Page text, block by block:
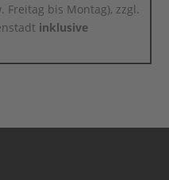
Freitag bis Montag), zzgl.
inklusive